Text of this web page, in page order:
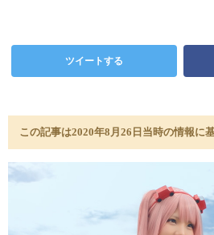
ツイートする
この記事は2020年8月26日当時の情報に